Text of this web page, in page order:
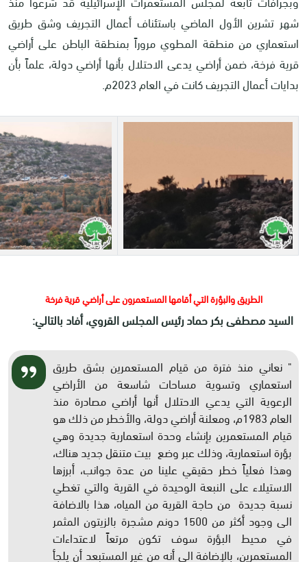
شهر تشرين الأول الماضي باستئناف أعمال التجريف وشق طريق
استعماري من منطقة المطوي مروراً بمنطقة الباطن على أراضي
قرية فرخة، ضمن أراضي يدعى الاحتلال بأنها أراضي دولة، علماً بأن
بدايات أعمال التجريف كانت في العام 2023م.
الطريق والبؤرة التي أقامها المستعمرون على أراضي قرية فرخة
السيد مصطفى بكر حماد رئيس المجلس القروي، أفاد بالتالي:
" نعاني منذ فترة من قيام المستعمرين بشق طريق
استعماري وتسوية مساحات شاسعة من الأراضي
الرعوية التي يدعي الاحتلال أنها أراضي مصادرة منذ
العام 1983م، ومعلنة أراضي دولة، والأخطر من ذلك هو
قيام المستعمرين بإنشاء وحدة استعمارية جديدة وهي
بؤرة استعمارية، وذلك عبر وضع بيت متنقل جديد هناك،
وهذا فعلياً خطر حقيقي علينا من عدة جوانب، أبرزها
الاستيلاء على النبعة الوحيدة في القرية والتي تغطي
نسبة جديدة من حاجة القرية من المياه، هذا بالاضافة
الى وجود أكثر من 1500 دونم مشجرة بالزيتون المثمر
في محيط البؤرة سوف تكون مرتعاً لاعتداءات
المستعمرين، بالإضافة الى أنه من غير المستبعد أن يلجأ